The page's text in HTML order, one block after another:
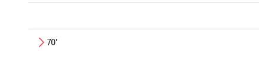
70'